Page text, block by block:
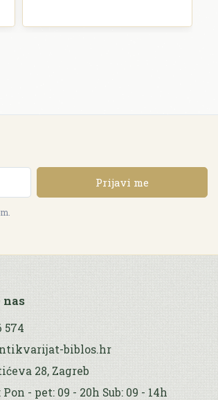
Prijavi me
574
biblos.hr
28, Zagreb
- pet: 09 - 20h Sub: 09 - 14h